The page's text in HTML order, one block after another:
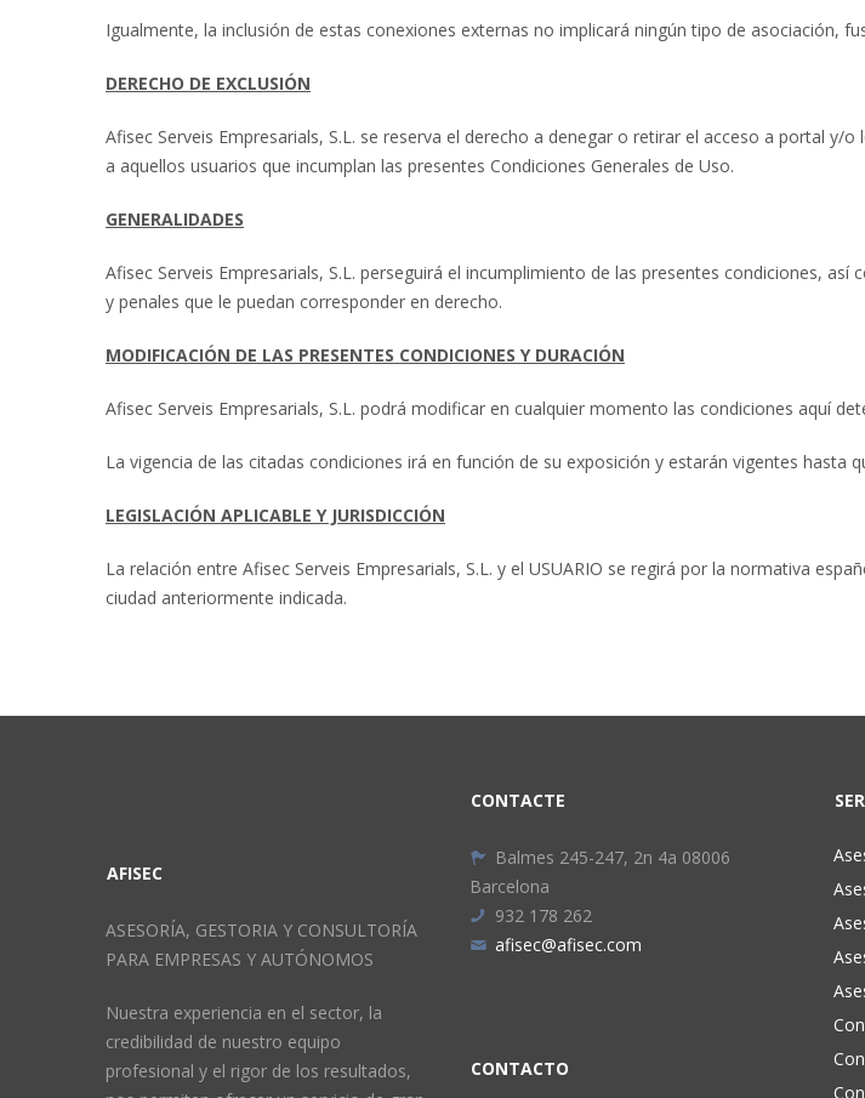
Igualmente, la inclusión de estas conexiones externas no implicará ningún tipo de asociación,
DERECHO DE EXCLUSIÓN
Afisec Serveis Empresarials, S.L. se reserva el derecho a denegar o retirar el acceso a portal
a aquellos usuarios que incumplan las presentes Condiciones Generales de Uso.
GENERALIDADES
Afisec Serveis Empresarials, S.L. perseguirá el incumplimiento de las presentes condiciones,
y penales que le puedan corresponder en derecho.
MODIFICACIÓN DE LAS PRESENTES CONDICIONES Y DURACIÓN
Afisec Serveis Empresarials, S.L. podrá modificar en cualquier momento las condiciones aquí
La vigencia de las citadas condiciones irá en función de su exposición y estarán vigentes hasta
LEGISLACIÓN APLICABLE Y JURISDICCIÓN
La relación entre Afisec Serveis Empresarials, S.L. y el USUARIO se regirá por la normativa
ciudad anteriormente indicada.
AFISEC
ASESORÍA, GESTORIA Y CONSULTORÍA
PARA EMPRESAS Y AUTÓNOMOS
Nuestra experiencia en el sector, la
credibilidad de nuestro equipo
profesional y el rigor de los resultados,
CONTACTE
Balmes 245-247, 2n 4a 08006
Barcelona
932 178 262
afisec@afisec.com
CONTACTO